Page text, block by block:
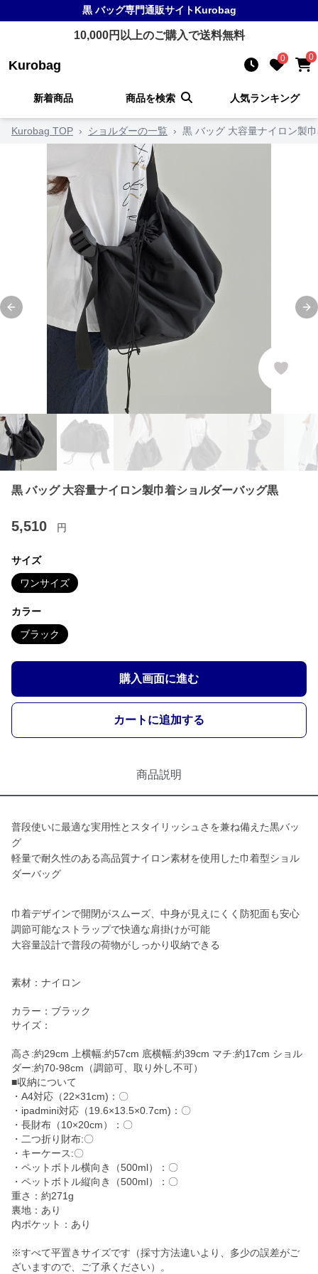
黒 バッグ専門通販サイトKurobag
10,000円以上のご購入で送料無料
Kurobag 0 0
新着商品 商品を検索 人気ランキング
Kurobag TOP › ショルダーの一覧 › 黒 バッグ 大容量ナイロン製
Previous slide
黒 バッグ 大容量ナイロン製巾着ショルダーバッグ黒
5,510 円
サイズ
ワンサイズ
カラー
ブラック
購入画面に進む
カートに追加する
商品説明
普段使いに最適な実用性とスタイリッシュさを兼ね備えた黒バッ
グ
軽量で耐久性のある高品質ナイロン素材を使用した巾着型ショル
ダーバッグ
巾着デザインで開閉がスムーズ、中身が見えにくく防犯面も安心
調節可能なストラップで快適な肩掛けが可能
大容量設計で普段の荷物がしっかり収納できる
素材：ナイロン
カラー：ブラック
サイズ：
高さ:約29cm 上横幅:約57cm 底横幅:約39cm マチ:約17cm ショル
ダー:約70-98cm（調節可、取り外し不可）
■収納について
・A4対応（22×31cm)：〇
・ipadmini対応（19.6×13.5×0.7cm)：〇
・長財布（10×20cm）：〇
・二つ折り財布:〇
・キーケース:〇
・ペットボトル横向き（500ml）：〇
・ペットボトル縦向き（500ml）：〇
重さ：約271g
裏地：あり
内ポケット：あり
※すべて平置きサイズです（採寸方法違いより、多少の誤差がご
ざいますので、ご了承ください）。